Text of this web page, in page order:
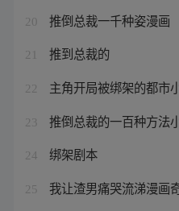
20 推倒总裁一千种姿漫画
21 推到总裁的
22 主角开局被绑架的都市
23 推倒总裁的一百种方法
24 绑架剧本
25 我让渣男痛哭流涕漫画